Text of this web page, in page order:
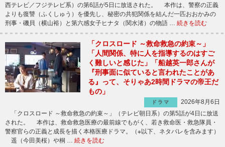
西テレビ／フジテレビ系）の第6話が5日に放送された。 本作は、警察の正義
よりも復讐（ふくしゅう）を優先し、秘密の共犯関係を結んだ一匹おおかみの
刑事・磯貝（横山裕）と第六感女子ヒナタ（関水渚）の物語 … 続きを読む
「クロスロード ～救命救急の約束～」
「人間関係、特に人を指導するのはすご
く難しいと感じた」「船越英一郎さんが
『刑事面に似ていると言われたことがあ
る』って、そりゃあ2時間ドラマの帝王だ
もの」
ドラマ
2026年8月6日
「クロスロード ～救命救急の約束～」（テレビ朝日系）の第5話が4日に放送
された。 本作は、救命救急医療の最前線でもがく、若き救命医・救急隊員・
警察官らの正義と成長を描く本格医療ドラマ。（※以下、ネタバレを含みます）
遥（今田美桜）や桐 … 続きを読む